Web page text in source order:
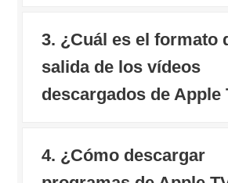
3. ¿Cuál es el formato
salida de los vídeos
descargados de Apple
4. ¿Cómo descargar